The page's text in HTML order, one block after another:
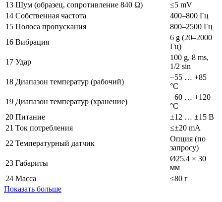
13 Шум (образец, сопротивление 840 Ω)
≤5 mV
14 Собственная частота
400–800 Гц
15 Полоса пропускания
800–2500 Гц
16 Вибрация
6 g (20–2000
Гц)
17 Удар
100 g, 8 ms,
1/2 sin
18 Диапазон температур (рабочий)
−55 … +85
°C
19 Диапазон температур (хранение)
−60 … +120
°C
20 Питание
±12 … ±15 В
21 Ток потребления
≤±20 mA
22 Температурный датчик
Опция (по
запросу)
23 Габариты
Ø25.4 × 30
мм
24 Масса
≤80 г
Показать больше